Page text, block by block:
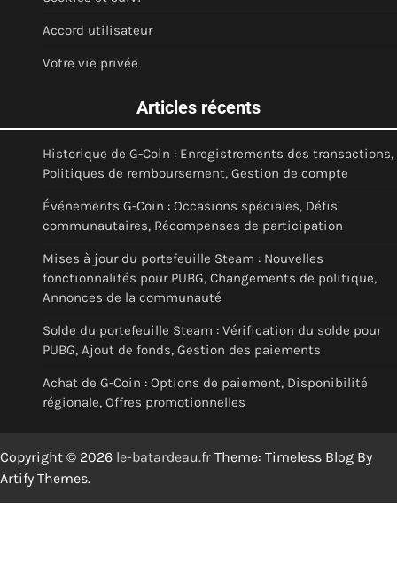
Accord utilisateur
Votre vie privée
Articles récents
Historique de G-Coin : Enregistrements des transactions,
Politiques de remboursement, Gestion de compte
Événements G-Coin : Occasions spéciales, Défis
communautaires, Récompenses de participation
Mises à jour du portefeuille Steam : Nouvelles
fonctionnalités pour PUBG, Changements de politique,
Annonces de la communauté
Solde du portefeuille Steam : Vérification du solde pour
PUBG, Ajout de fonds, Gestion des paiements
Achat de G-Coin : Options de paiement, Disponibilité
régionale, Offres promotionnelles
Copyright © 2026 le-batardeau.fr Theme: Timeless Blog By
Artify Themes.